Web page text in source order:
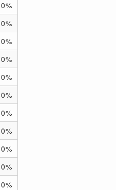
0%
0%
0%
0%
0%
0%
0%
0%
0%
0%
0%